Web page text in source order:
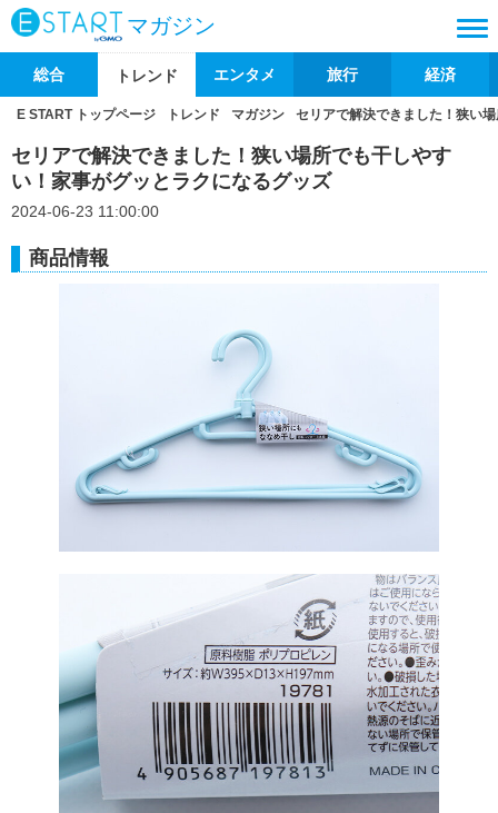
マガジン
総合 トレンド エンタメ 旅行 経済
E START トップページ トレンド マガジン セリアで解決できました！狭い
セリアで解決できました！狭い場所でも干しやす
い！家事がグッとラクになるグッズ
2024-06-23 11:00:00
商品情報